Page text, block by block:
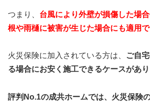
つまり、 台風により外壁が損傷した場
根や雨樋に被害が生じた場合にも適用で
火災保険に加入されている方は、
ご自
る場合にお安く施工できるケースがあり
評判No.1の成共ホームでは、火災保険